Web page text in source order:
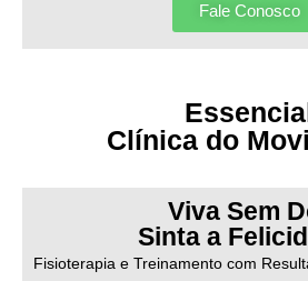
Fale Conosco
Clínica do
Viva Sem
Sinta a
Fisioterapia e Treinamento com